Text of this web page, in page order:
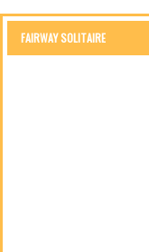
FAIRWAY SOLITAIRE